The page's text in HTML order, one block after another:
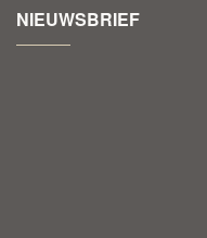
NIEUWSBRIEF